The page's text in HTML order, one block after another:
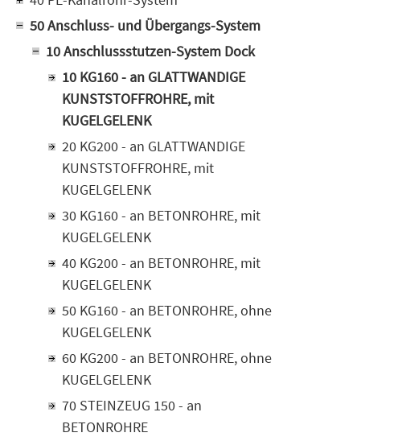
50 Anschluss- und Übergangs-System
10 Anschlussstutzen-System Dock
10 KG160 - an GLATTWANDIGE
KUNSTSTOFFROHRE, mit
KUGELGELENK
20 KG200 - an GLATTWANDIGE
KUNSTSTOFFROHRE, mit
KUGELGELENK
30 KG160 - an BETONROHRE, mit
KUGELGELENK
40 KG200 - an BETONROHRE, mit
KUGELGELENK
50 KG160 - an BETONROHRE, ohne
KUGELGELENK
60 KG200 - an BETONROHRE, ohne
KUGELGELENK
70 STEINZEUG 150 - an
BETONROHRE